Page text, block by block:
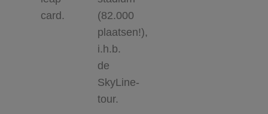
card.
(82.000
plaatsen!),
i.h.b.
de
SkyLine-
tour.